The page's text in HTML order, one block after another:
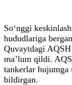
So‘nggi
hududlariga
Quvaytdagi
ma’lum qildi.
tankerlar hujumga
bildirgan.